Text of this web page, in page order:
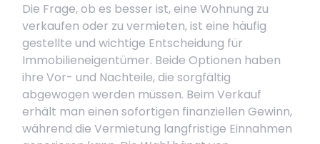
Die Frage, ob es besser ist, eine Wohnung zu
verkaufen oder zu vermieten, ist eine häufig
gestellte und wichtige Entscheidung für
Immobilieneigentümer. Beide Optionen haben
ihre Vor- und Nachteile, die sorgfältig
abgewogen werden müssen. Beim Verkauf
erhält man einen sofortigen finanziellen Gewinn,
während die Vermietung langfristige Einnahmen